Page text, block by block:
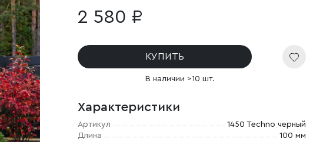
2 580 ₽
КУПИТЬ
В наличии >10 шт.
Характеристики
Артикул
1450 Techno черный
Длина
100 мм